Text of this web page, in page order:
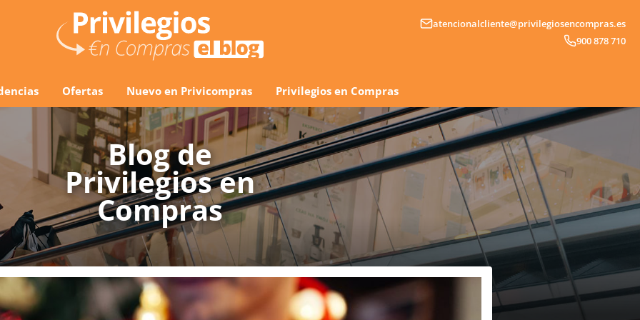
atencionalcliente@privilegiosencompras.es
900 878 710
Ofertas Nuevo en Privicompras Privilegios en Compras
Blog de
Privilegios en
Compras